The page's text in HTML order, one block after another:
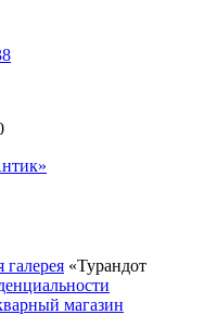
галерея «Турандот
магазин